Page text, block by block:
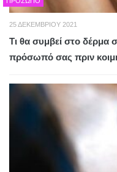
25 ΔΕΚΕΜΒΡΊΟΥ 2021
Τι θα συμβεί στο δέρμα
πρόσωπό σας πριν